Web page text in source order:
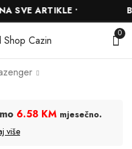
SVE ARTIKLE •
0
Slazenger
SL.09.2374.3.07
Slazenger
SL.09.2352.1.02
6.58 KM mjesečno.
više